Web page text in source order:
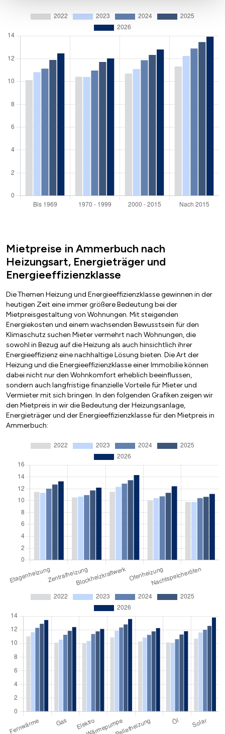
Mietpreise in Ammerbuch nach
Heizungsart, Energieträger und
Energieeffizienzklasse
Die Themen Heizung und Energieeffizienzklasse gewinnen in der
heutigen Zeit eine immer größere Bedeutung bei der
Mietpreisgestaltung von Wohnungen. Mit steigenden
Energiekosten und einem wachsenden Bewusstsein für den
Klimaschutz suchen Mieter vermehrt nach Wohnungen, die
sowohl in Bezug auf die Heizung als auch hinsichtlich ihrer
Energieeffizienz eine nachhaltige Lösung bieten. Die Art der
Heizung und die Energieeffizienzklasse einer Immobilie können
dabei nicht nur den Wohnkomfort erheblich beeinflussen,
sondern auch langfristige finanzielle Vorteile für Mieter und
Vermieter mit sich bringen. In den folgenden Grafiken zeigen wir
den Mietpreis in wir die Bedeutung der Heizungsanlage,
Energieträger und der Energieeffizienzklasse für den Mietpreis in
Ammerbuch: